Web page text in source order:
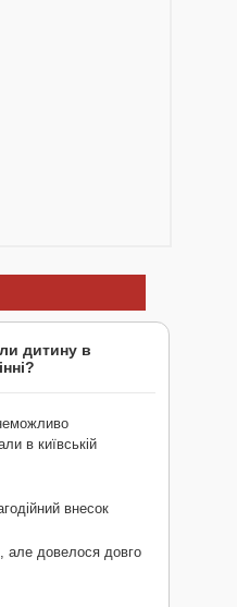
дитину в
в київській
внесок
але довелося довго